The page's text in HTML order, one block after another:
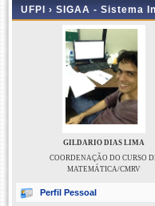
UFPI › SIGAA - Sistema
GILDARIO DIAS LIMA
COORDENAÇÃO DO CURSO
MATEMÁTICA/CMRV
Perfil Pessoal